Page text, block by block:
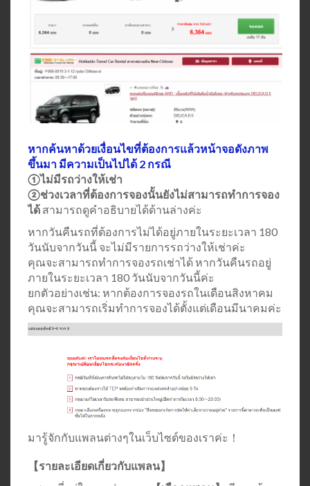
หากค้นหาด้วยเงื่อนไขที่ต้องการแล้วหน้าจอดังภาพ
ขึ้นมา มีความเป็นไปได้ 2 กรณี
①ไม่มีรถว่างให้เช่า
②ช่วงเวลาที่ต้องการจองนั้นยังไม่สามารถทำการจอง
ได้ สามารถดูคำอธิบายได้ด้านล่างค่ะ
หากวันคืนรถที่ต้องการไม่ได้อยู่ภายในระยะเวลา 180
วันนับจากวันนี้ จะไม่มีรายการรถว่างให้เช่าค่ะ
คุณจะสามารถทำการจองรถเช่าได้ หากวันคืนรถอยู่
ภายในระยะเวลา 180 วันนับจากวันนี้ค่ะ
ยกตัวอย่างเช่น: หากต้องการจองรถในเดือนสิงหาคม
คุณจะสามารถเริ่มทำการจองได้ตั้งแต่เดือนมีนาคมค่ะ
มารู้จักกับแพลนต่างๆในเว็บไซต์ของเราค่ะ！
【รายละเอียดเกี่ยวกับแพลน】